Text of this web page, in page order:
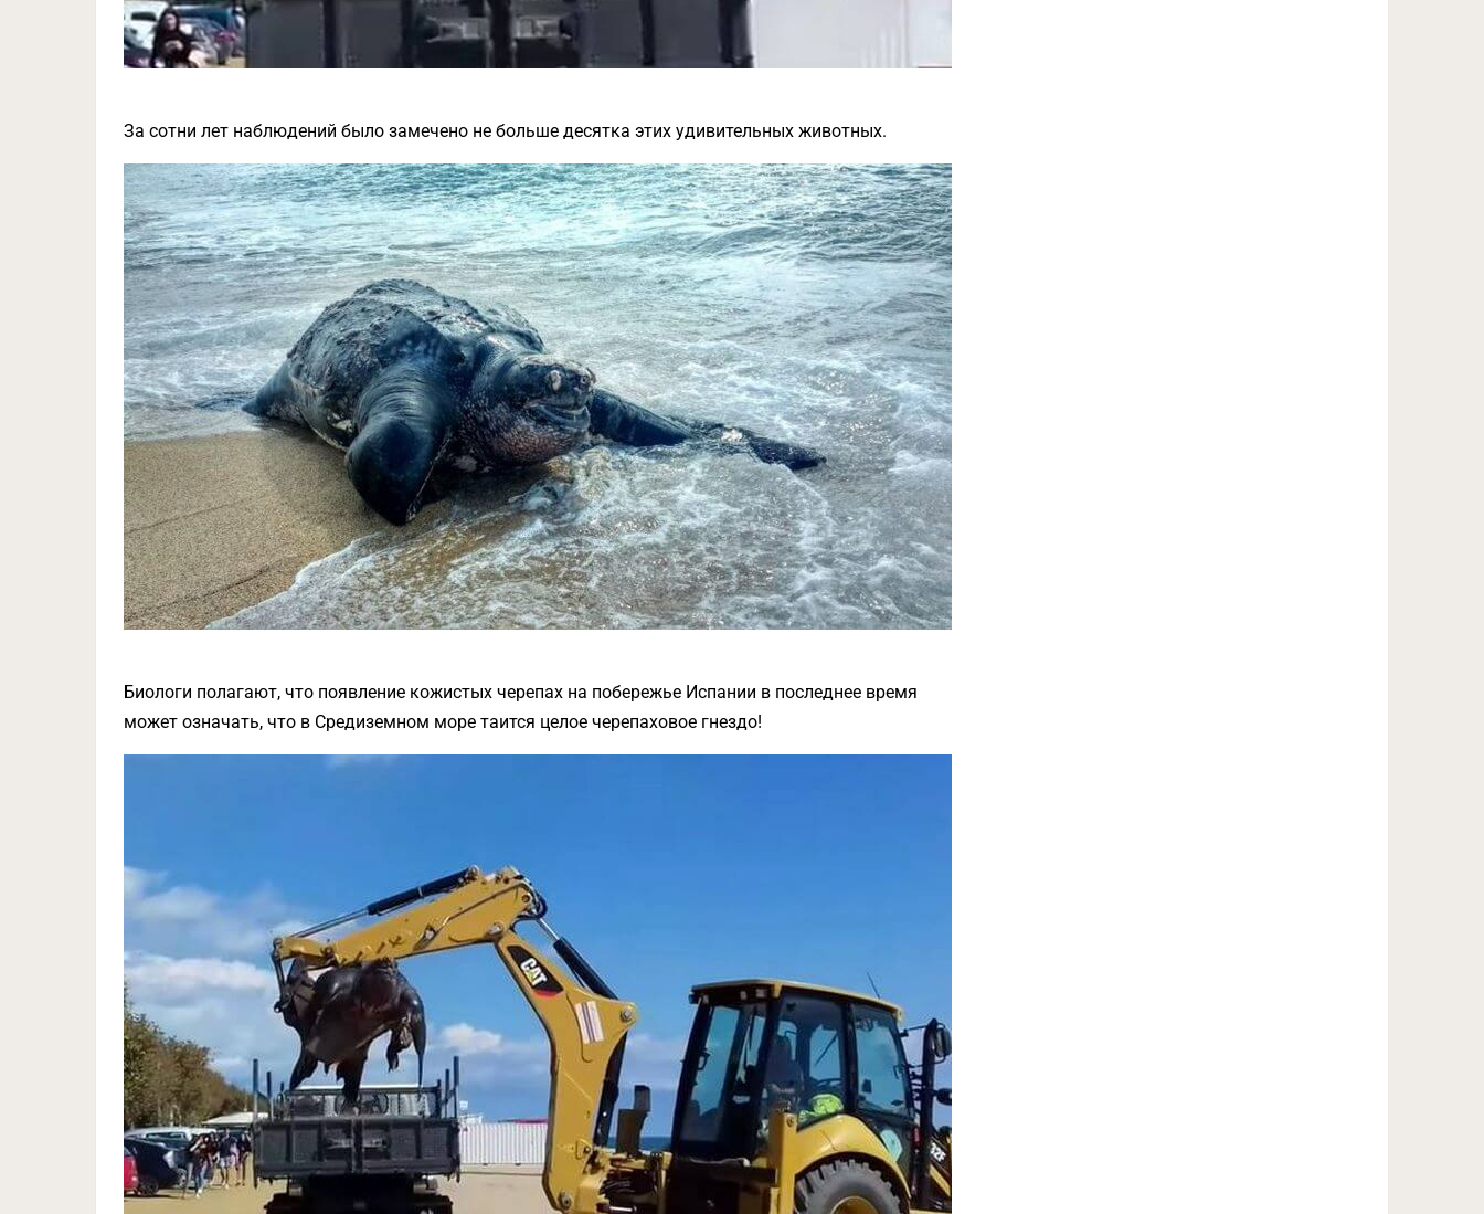
За сотни лет наблюдений было замечено не больше десятка этих удивительных животных.
Биологи полагают, что появление кожистых черепах на побережье Испании в последнее время
может означать, что в Средиземном море таится целое черепаховое гнездо!